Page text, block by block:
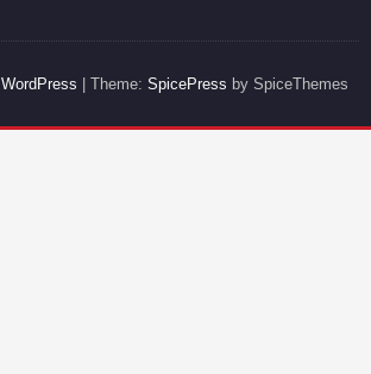
WordPress | Theme: SpicePress by SpiceThemes